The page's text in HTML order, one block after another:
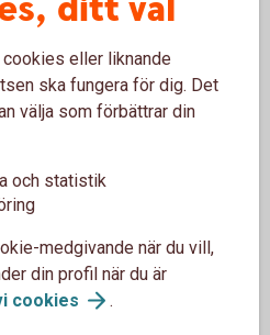
Bull & Bear-certifikat betalar
aktieköp. Handel med
i internetbanken och
övriga kanaler gäller ordinarie
mellan köp och säljkurs
öppning motsvarar
certifikats slutliga villkor för
cookies eller liknande
ska fungera för dig. Det
välja som förbättrar din
och statistik
medgivande när du vill,
din profil när du är
cookies .